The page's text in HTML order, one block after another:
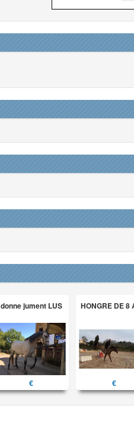
donne jument LUS
€
HONGRE DE 8
€